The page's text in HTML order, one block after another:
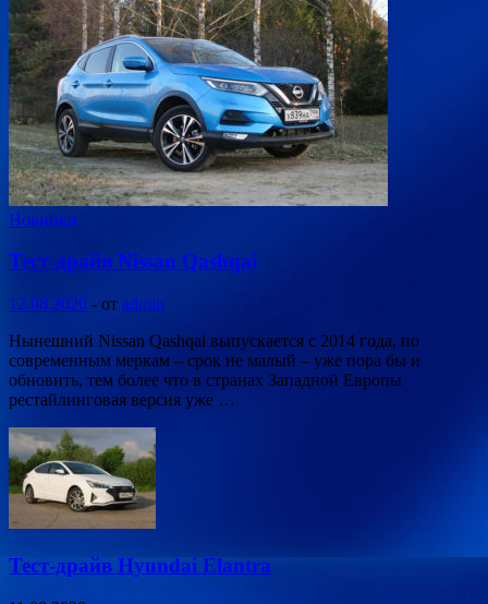
Новинки
Тест-драйв Nissan Qashqai
12.08.2020 - от admin
Нынешний Nissan Qashqai выпускается с 2014 года, по
современным меркам – срок не малый – уже пора бы и
обновить, тем более что в странах Западной Европы
рестайлинговая версия уже …
Тест-драйв Hyundai Elantra